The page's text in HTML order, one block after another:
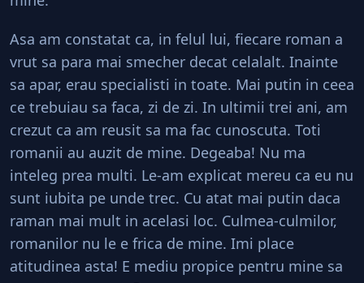
Asa am constatat ca, in felul lui, fiecare roman a
vrut sa para mai smecher decat celalalt. Inainte
sa apar, erau specialisti in toate. Mai putin in ceea
ce trebuiau sa faca, zi de zi. In ultimii trei ani, am
crezut ca am reusit sa ma fac cunoscuta. Toti
romanii au auzit de mine. Degeaba! Nu ma
inteleg prea multi. Le-am explicat mereu ca eu nu
sunt iubita pe unde trec. Cu atat mai putin daca
raman mai mult in acelasi loc. Culmea-culmilor,
romanilor nu le e frica de mine. Imi place
atitudinea asta! E mediu propice pentru mine sa